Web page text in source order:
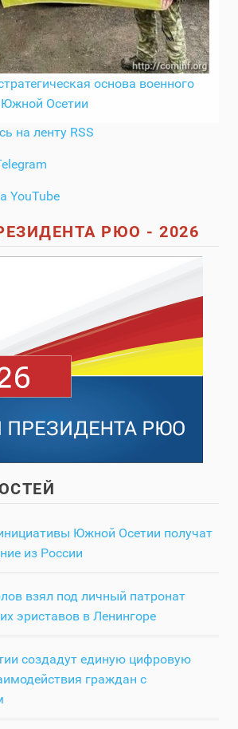
основа военного
Южной Осетии
на ленту RSS
YouTube
РЮО - 2026
Южной Осетии получат
из России
взял под личный патронат
эриставов в Ленингоре
создадут единую цифровую
граждан с